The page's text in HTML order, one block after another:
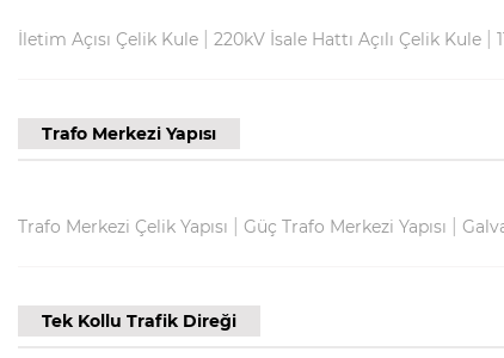
İletim Açısı Çelik Kule 220kV İsale Hattı Açılı Çelik Kule
Trafo Merkezi Yapısı
Trafo Merkezi Çelik Yapısı Güç Trafo Merkezi Yapısı
Tek Kollu Trafik Direği